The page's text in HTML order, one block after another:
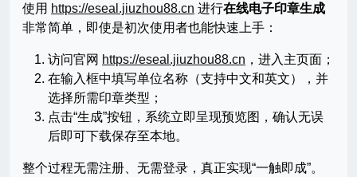
使用 https://eseal.jiuzhou88.cn 进行在线电子印章生成
非常简单，即使是初次使用者也能快速上手：
访问官网 https://eseal.jiuzhou88.cn ，进入主页面；
在输入框中填写单位名称（支持中文和英文），并
选择所需印章类型；
点击“生成”按钮，系统立即呈现预览图，确认无误
后即可下载保存至本地。
整个过程无需注册、无需登录，真正实现“一触即成”。